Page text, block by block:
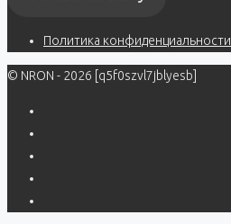
Политика конфиденциальности
© NRON - 2026 [q5f0szvl7jblyesb]